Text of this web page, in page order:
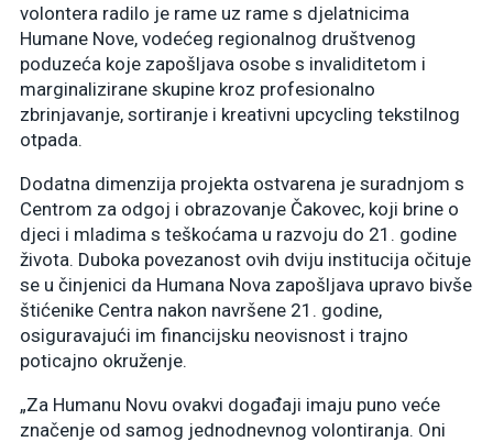
volontera radilo je rame uz rame s djelatnicima
Humane Nove, vodećeg regionalnog društvenog
poduzeća koje zapošljava osobe s invaliditetom i
marginalizirane skupine kroz profesionalno
zbrinjavanje, sortiranje i kreativni upcycling tekstilnog
otpada.
Dodatna dimenzija projekta ostvarena je suradnjom s
Centrom za odgoj i obrazovanje Čakovec, koji brine o
djeci i mladima s teškoćama u razvoju do 21. godine
života. Duboka povezanost ovih dviju institucija očituje
se u činjenici da Humana Nova zapošljava upravo bivše
štićenike Centra nakon navršene 21. godine,
osiguravajući im financijsku neovisnost i trajno
poticajno okruženje.
„Za Humanu Novu ovakvi događaji imaju puno veće
značenje od samog jednodnevnog volontiranja. Oni